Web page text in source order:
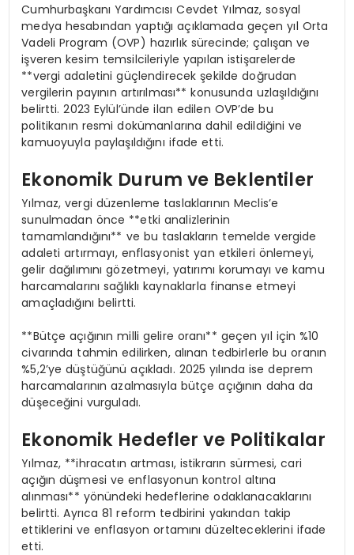
Cumhurbaşkanı Yardımcısı Cevdet Yılmaz, sosyal
medya hesabından yaptığı açıklamada geçen yıl Orta
Vadeli Program (OVP) hazırlık sürecinde; çalışan ve
işveren kesim temsilcileriyle yapılan istişarelerde
**vergi adaletini güçlendirecek şekilde doğrudan
vergilerin payının artırılması** konusunda uzlaşıldığını
belirtti. 2023 Eylül’ünde ilan edilen OVP’de bu
politikanın resmi dokümanlarına dahil edildiğini ve
kamuoyuyla paylaşıldığını ifade etti.
Ekonomik Durum ve Beklentiler
Yılmaz, vergi düzenleme taslaklarının Meclis’e
sunulmadan önce **etki analizlerinin
tamamlandığını** ve bu taslakların temelde vergide
adaleti artırmayı, enflasyonist yan etkileri önlemeyi,
gelir dağılımını gözetmeyi, yatırımı korumayı ve kamu
harcamalarını sağlıklı kaynaklarla finanse etmeyi
amaçladığını belirtti.
**Bütçe açığının milli gelire oranı** geçen yıl için %10
civarında tahmin edilirken, alınan tedbirlerle bu oranın
%5,2’ye düştüğünü açıkladı. 2025 yılında ise deprem
harcamalarının azalmasıyla bütçe açığının daha da
düşeceğini vurguladı.
Ekonomik Hedefler ve Politikalar
Yılmaz, **ihracatın artması, istikrarın sürmesi, cari
açığın düşmesi ve enflasyonun kontrol altına
alınması** yönündeki hedeflerine odaklanacaklarını
belirtti. Ayrıca 81 reform tedbirini yakından takip
ettiklerini ve enflasyon ortamını düzelteceklerini ifade
etti.